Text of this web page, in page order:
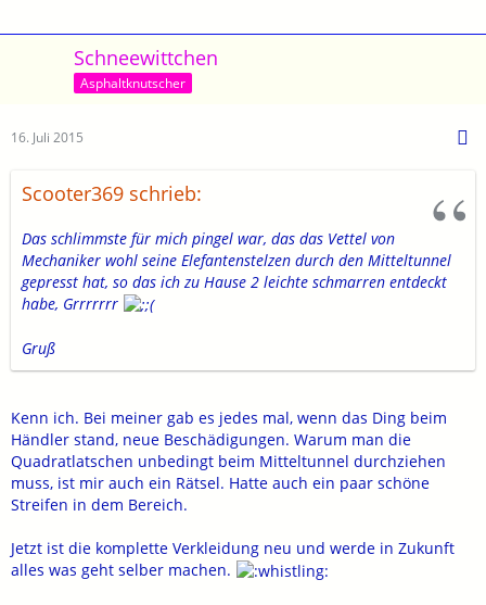
Schneewittchen
Asphaltknutscher
16. Juli 2015
Scooter369 schrieb:
Das schlimmste für mich pingel war, das das Vettel von
Mechaniker wohl seine Elefantenstelzen durch den Mitteltunnel
gepresst hat, so das ich zu Hause 2 leichte schmarren entdeckt
habe, Grrrrrrr
Gruß
Kenn ich. Bei meiner gab es jedes mal, wenn das Ding beim
Händler stand, neue Beschädigungen. Warum man die
Quadratlatschen unbedingt beim Mitteltunnel durchziehen
muss, ist mir auch ein Rätsel. Hatte auch ein paar schöne
Streifen in dem Bereich.
Jetzt ist die komplette Verkleidung neu und werde in Zukunft
alles was geht selber machen.